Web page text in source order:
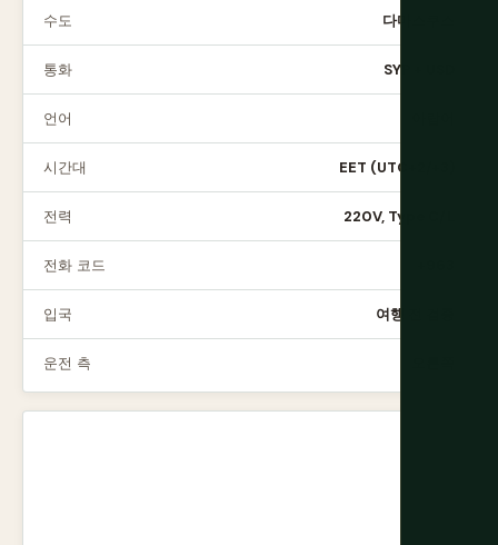
수도 다마스쿠스
통화 SYP + USD
언어
시간대 EET (UTC+2/+3)
전력 220V, Type C/L
전화 코드
입국 여행 전 검증
운전 측